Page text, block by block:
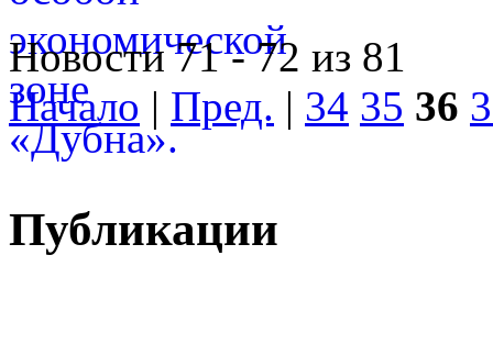
Новости 71 - 72 из 81
Начало | Пред. | 34 35 36
Публикации